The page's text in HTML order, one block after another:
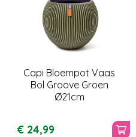
Capi Bloempot Vaas
Bol Groove Groen
Ø21cm
€ 24,99